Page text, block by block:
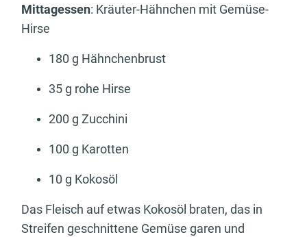
Mittagessen: Kräuter-Hähnchen mit Gemüse-
Hirse
180 g Hähnchenbrust
35 g rohe Hirse
200 g Zucchini
100 g Karotten
10 g Kokosöl
Das Fleisch auf etwas Kokosöl braten, das in
Streifen geschnittene Gemüse garen und